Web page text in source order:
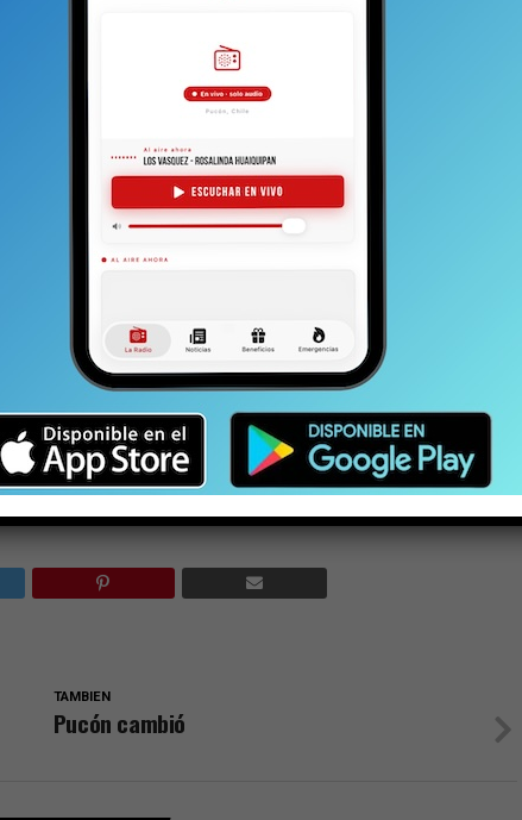
lo mismo,
ocupan cargos de elección popular, hacen
siguientes eventos de este tipo. Es decir, en
sin debates y programas en medios masivos y
espacio a los medios que participaron. Como La
editoriales con la Radio Puelche y también
nuestras capacidades y generar la sinergia
seria y profesional necesaria más
Pucón y bien por los electores que tienen la
la voz de nuestra comunidad.
TAMBIEN
Pucón cambió